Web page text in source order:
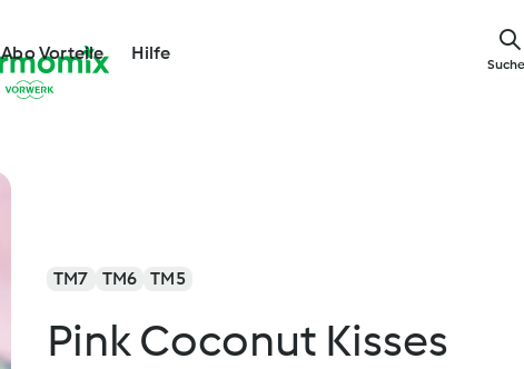
Abo Vorteile Hilfe
TM7 TM6 TM5
Pink Coconut Kisses